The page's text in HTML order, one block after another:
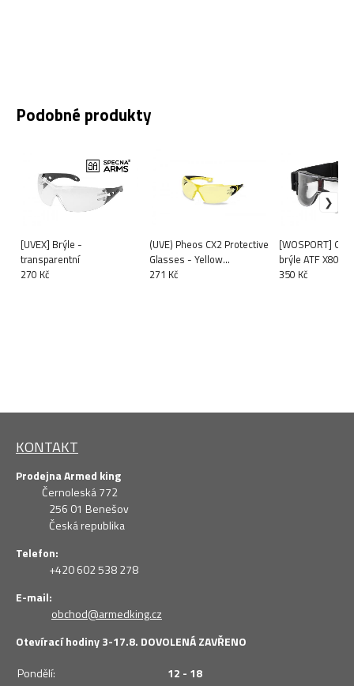
Podobné produkty
[UVEX] Brýle -
transparentní
270 Kč
(UVE) Pheos CX2 Protective
Glasses - Yellow
(9198.285)
271 Kč
[WOSPORT]
brýle ATF X800
350 Kč
KONTAKT
Prodejna Armed king
Černoleská 772
256 01 Benešov
Česká republika
Telefon:
+420 602 538 278
E-mail:
obchod@armedking.cz
Otevírací hodiny 3-17.8. DOVOLENÁ ZAVŘENO
Pondělí:
12 - 18